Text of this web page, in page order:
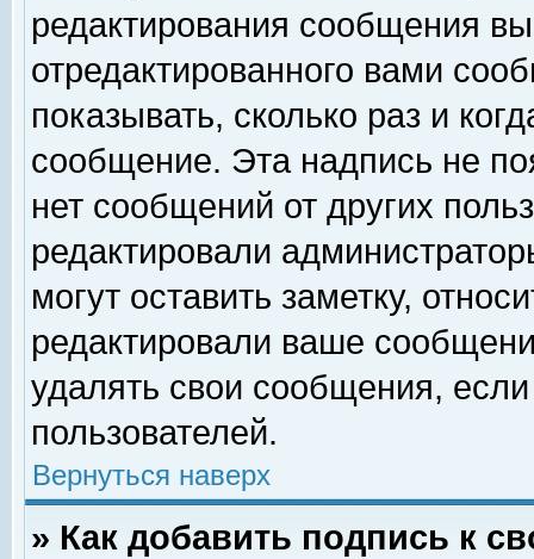
редактирования сообщения
отредактированного вами
показывать, сколько раз и
сообщение. Эта надпись не
нет сообщений от других
редактировали
могут оставить заметку,
редактировали ваше
удалять свои сообщения,
пользователей.
Вернуться наверх
» Как добавить подпись к